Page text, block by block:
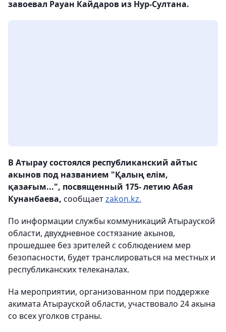
завоевал Рауан Кайдаров из Нур-Султана.
В Атырау состоялся республиканский айтыс
акынов под названием "Қалың елім,
қазағым...", посвященный 175- летию Абая
Кунанбаева, сообщаетzakon.kz.
По информации службы коммуникаций Атырауской
области, двухдневное состязание акынов,
прошедшее без зрителей с соблюдением мер
безопасности, будет транслироваться на местных и
республиканских телеканалах.
На мероприятии, организованном при поддержке
акимата Атырауской области, участвовало 24 акына
со всех уголков страны.